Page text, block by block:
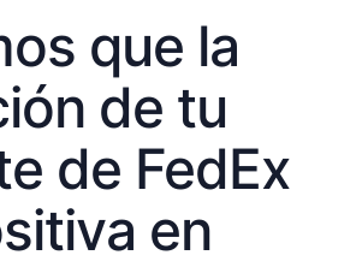
que la
de tu
de FedEx
en